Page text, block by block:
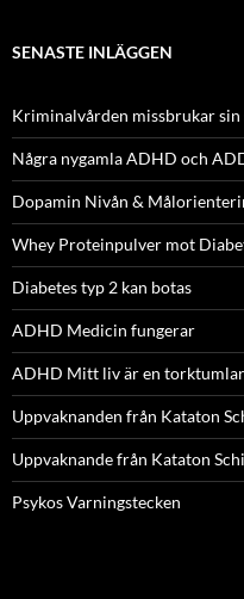
SENASTE INLÄGGEN
Kriminalvården missbrukar
Några nygamla ADHD och
Dopamin Nivån &
Whey Proteinpulver mot
Diabetes typ 2 kan botas
ADHD Medicin fungerar
ADHD Mitt liv är en
Uppvaknanden från Kataton
Uppvaknande från Kataton
Psykos Varningstecken